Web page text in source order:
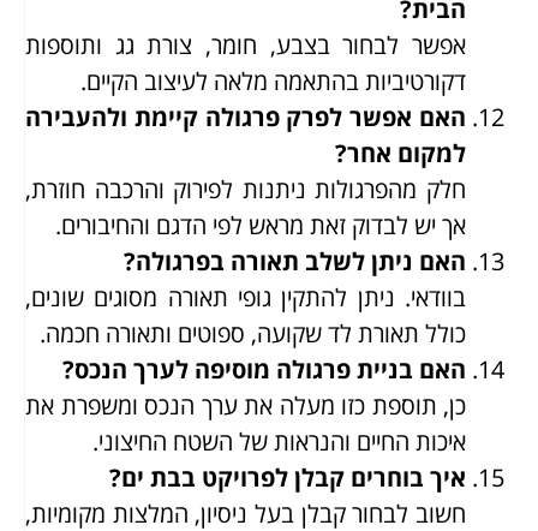
הבית?
אפשר לבחור בצבע, חומר, צורת גג ותוספות
דקורטיביות בהתאמה מלאה לעיצוב הקיים.
האם אפשר לפרק פרגולה קיימת ולהעבירה
למקום אחר?
חלק מהפרגולות ניתנות לפירוק והרכבה חוזרת,
אך יש לבדוק זאת מראש לפי הדגם והחיבורים.
האם ניתן לשלב תאורה בפרגולה?
בוודאי. ניתן להתקין גופי תאורה מסוגים שונים,
כולל תאורת לד שקועה, ספוטים ותאורה חכמה.
האם בניית פרגולה מוסיפה לערך הנכס?
כן, תוספת כזו מעלה את ערך הנכס ומשפרת את
איכות החיים והנראות של השטח החיצוני.
איך בוחרים קבלן לפרויקט בבת ים?
חשוב לבחור קבלן בעל ניסיון, המלצות מקומיות,